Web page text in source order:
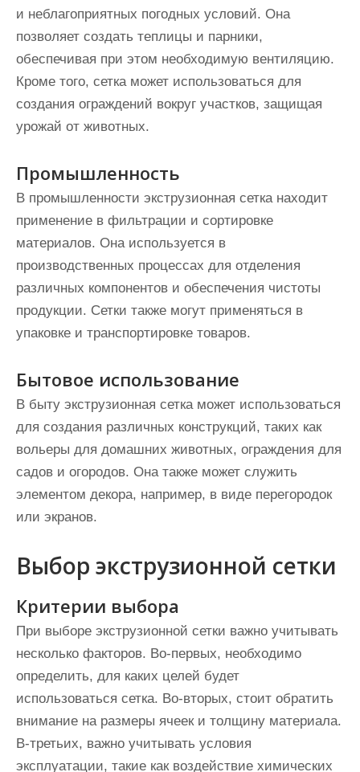
и неблагоприятных погодных условий. Она
позволяет создать теплицы и парники,
обеспечивая при этом необходимую вентиляцию.
Кроме того, сетка может использоваться для
создания ограждений вокруг участков, защищая
урожай от животных.
Промышленность
В промышленности экструзионная сетка находит
применение в фильтрации и сортировке
материалов. Она используется в
производственных процессах для отделения
различных компонентов и обеспечения чистоты
продукции. Сетки также могут применяться в
упаковке и транспортировке товаров.
Бытовое использование
В быту экструзионная сетка может использоваться
для создания различных конструкций, таких как
вольеры для домашних животных, ограждения для
садов и огородов. Она также может служить
элементом декора, например, в виде перегородок
или экранов.
Выбор экструзионной сетки
Критерии выбора
При выборе экструзионной сетки важно учитывать
несколько факторов. Во-первых, необходимо
определить, для каких целей будет
использоваться сетка. Во-вторых, стоит обратить
внимание на размеры ячеек и толщину материала.
В-третьих, важно учитывать условия
эксплуатации, такие как воздействие химических